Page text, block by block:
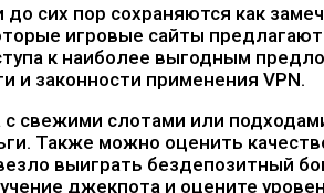
сих пор сохраняются как
игровые сайты
к наиболее выгодным
и законности применения VPN.
свежими слотами или
Также можно оценить
выиграть бездепозитный
джекпота и оцените